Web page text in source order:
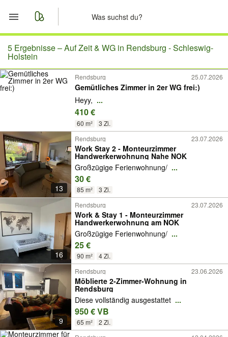
Start
Merkliste
Nachrichten
Anzeige aufgeben
5 Ergebnisse –Auf Zeit & WG in Rendsburg - Schleswig-
Holstein
Rendsburg 25.07.2026
Gemütliches Zimmer in 2er WG frei:)
Heyy, ...
410 €
60 m² 3 Zi.
13
Rendsburg 23.07.2026
Work Stay 2 - Monteurzimmer
Handwerkerwohnung Nahe NOK
Großzügige Ferienwohnung/ ...
30 €
85 m² 3 Zi.
16
Rendsburg 23.07.2026
Work & Stay 1 - Monteurzimmer
Handwerkerwohnung am NOK
Großzügige Ferienwohnung/ ...
25 €
90 m² 4 Zi.
9
Rendsburg 23.06.2026
Möblierte 2-Zimmer-Wohnung in
Rendsburg
Diese vollständig ausgestattet ...
950 € VB
65 m² 2 Zi.